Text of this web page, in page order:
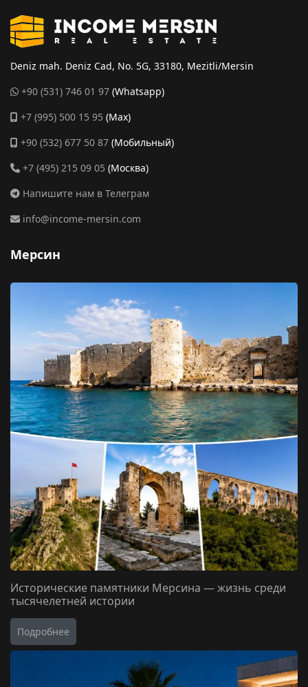
Deniz mah. Deniz Cad, No. 5G, 33180, Mezitli/Mersin
+90 (531) 746 01 97 (Whatsapp)
+7 (995) 500 15 95 (Max)
+90 (532) 677 50 87 (Мобильный)
+7 (495) 215 09 05 (Москва)
Напишите нам в Телеграм
info@income-mersin.com
Мерсин
Исторические памятники Мерсина — жизнь среди
тысячелетней истории
Подробнее